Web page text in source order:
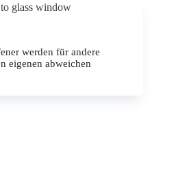
werden für andere
eigenen abweichen